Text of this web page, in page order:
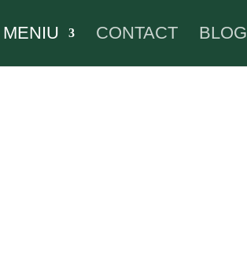
MENIU CONTACT BLOG